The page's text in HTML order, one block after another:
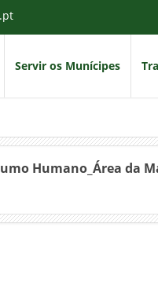
Servir os Munícipes
Humano_Área da